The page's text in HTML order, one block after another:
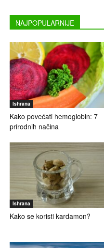
NAJPOPULARNIJE
Ishrana
Kako povećati hemoglobin: 7
prirodnih načina
Ishrana
Kako se koristi kardamon?